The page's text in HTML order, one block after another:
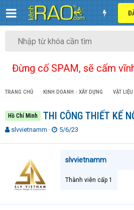
Đừng cố SPAM, sẽ cấm
TRANG CHỦ KINH DOANH - XÂY DỰNG VẬT
Hồ Chí Minh THI CÔNG THIẾT KẾ
T
slvvietnamm
N
5/6/23
slvvietnamm
Thành viên cấp 1